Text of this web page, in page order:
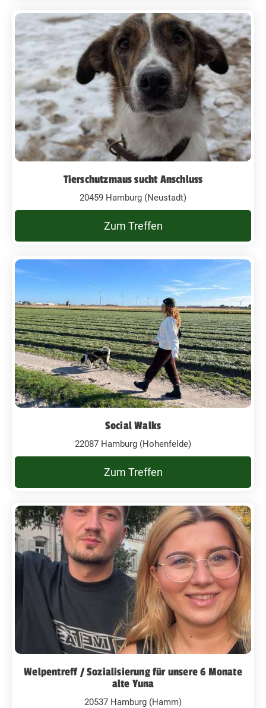
Tierschutzmaus sucht Anschluss
20459 Hamburg (Neustadt)
Zum Treffen
Social Walks
22087 Hamburg (Hohenfelde)
Zum Treffen
Welpentreff / Sozialisierung für unsere 6 Monate
alte Yuna
20537 Hamburg (Hamm)